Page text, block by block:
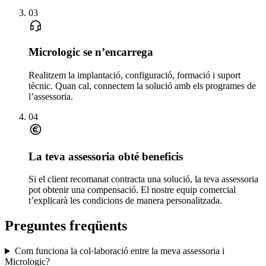
03
Micrologic se n’encarrega
Realitzem la implantació, configuració, formació i suport
tècnic. Quan cal, connectem la solució amb els programes de
l’assessoria.
04
La teva assessoria obté beneficis
Si el client recomanat contracta una solució, la teva assessoria
pot obtenir una compensació. El nostre equip comercial
t’explicarà les condicions de manera personalitzada.
Preguntes freqüents
Com funciona la col·laboració entre la meva assessoria i
Micrologic?